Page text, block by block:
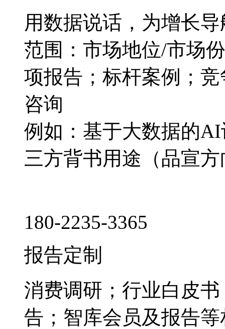
用数据说话，为增长导
范围：市场地位/市场
项报告；标杆案例；
咨询
例如：基于大数据的
三方背书用途（品宣
180-2235-3365
报告定制
消费调研；行业白皮
告；智库会员及报告